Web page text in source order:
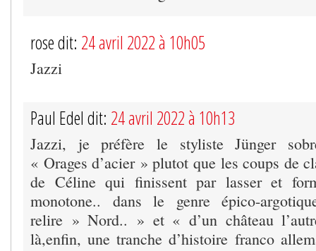
rose dit: 24 avril 2022 à 10h05
Jazzi
Paul Edel dit: 24 avril 2022 à 10h13
Jazzi, je préfère le styliste Jünger
« Orages d’acier » plutot que les coups de
de Céline qui finissent par lasser et
monotone.. dans le genre épico-
relire » Nord.. » et « d’un château
là,enfin, une tranche d’histoire franco